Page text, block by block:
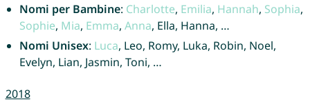
Nomi per Bambine: Charlotte, Emilia, Hannah, Sophia,
Sophie, Mia, Emma, Anna, Ella, Hanna, …
Nomi Unisex: Luca, Leo, Romy, Luka, Robin, Noel,
Evelyn, Lian, Jasmin, Toni, …
2018